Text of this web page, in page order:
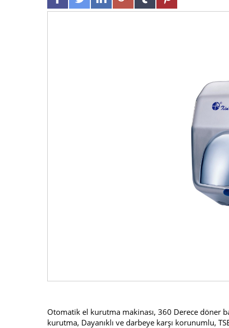
Otomatik el kurutma makinası, 360 Derece döner
kurutma, Dayanıklı ve darbeye karşı korunumlu,